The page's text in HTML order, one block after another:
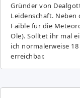
Gründer von
Leidenschaft. Neben
Fai­ble für die
Ole). Solltet ihr mal
ich normalerweise
erreichbar.